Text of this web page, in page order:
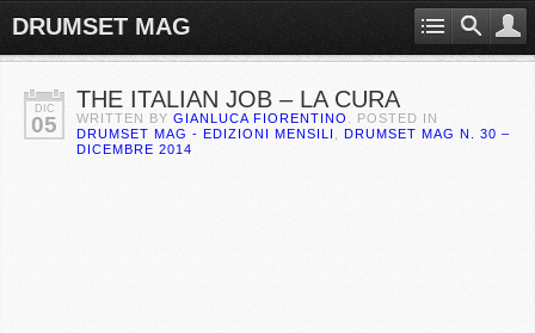
DRUMSET MAG
DIC
05
THE ITALIAN JOB – LA CURA
WRITTEN BY GIANLUCA FIORENTINO
. POSTED IN
DRUMSET MAG - EDIZIONI MENSILI
DRUMSET MAG N. 30 –
DICEMBRE 2014